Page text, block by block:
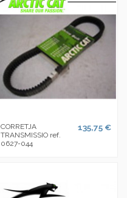
CORRETJA
TRANSMISSIO ref.
0627-044
135,75 €